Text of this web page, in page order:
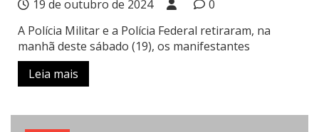
19 de outubro de 2024
0
A Polícia Militar e a Polícia Federal retiraram, na
manhã deste sábado (19), os manifestantes
Leia mais